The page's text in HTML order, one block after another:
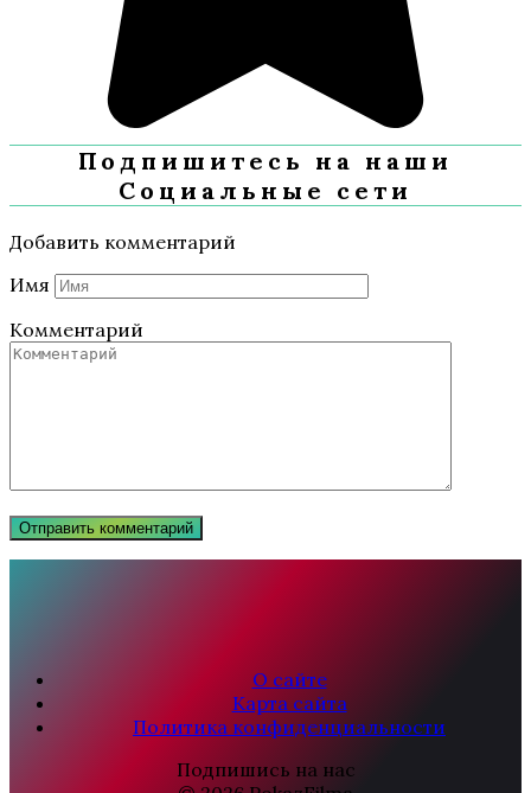
Подпишитесь на наши
Социальные сети
Добавить комментарий
Имя
Комментарий
О сайте
Карта сайта
Политика конфиденциальности
Подпишись на нас